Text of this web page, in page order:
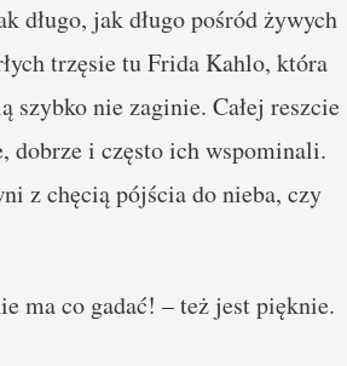
długo, jak długo pośród żywych
trzęsie tu Frida Kahlo, która
szybko nie zaginie. Całej reszcie
dobrze i często ich wspominali.
z chęcią pójścia do nieba, czy
ma co gadać! – też jest pięknie.